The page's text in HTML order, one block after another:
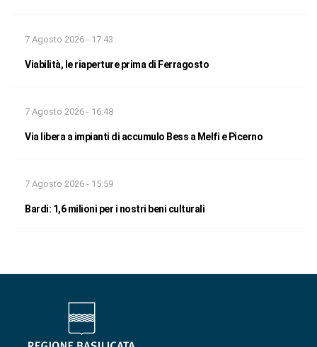
7 Agosto 2026 - 17:43
Viabilità, le riaperture prima di Ferragosto
7 Agosto 2026 - 16:48
Via libera a impianti di accumulo Bess a Melfi e Picerno
7 Agosto 2026 - 15:59
Bardi: 1,6 milioni per i nostri beni culturali